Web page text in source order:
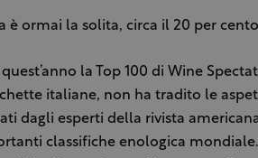
è ormai la solita, circa il 20 per
quest’anno la Top 100 di Wine
italiane, non ha tradito le
dagli esperti della rivista
classifiche enologica